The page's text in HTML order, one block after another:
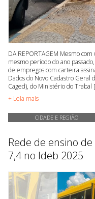
DA REPORTAGEM Mesmo
mesmo período do ano
de empregos com carteira
Dados do Novo Cadastro Geral
Caged), do Ministério do Trabal
+ Leia mais
CIDADE E REGIÃO
Rede de ensino
7,4 no Ideb 2025